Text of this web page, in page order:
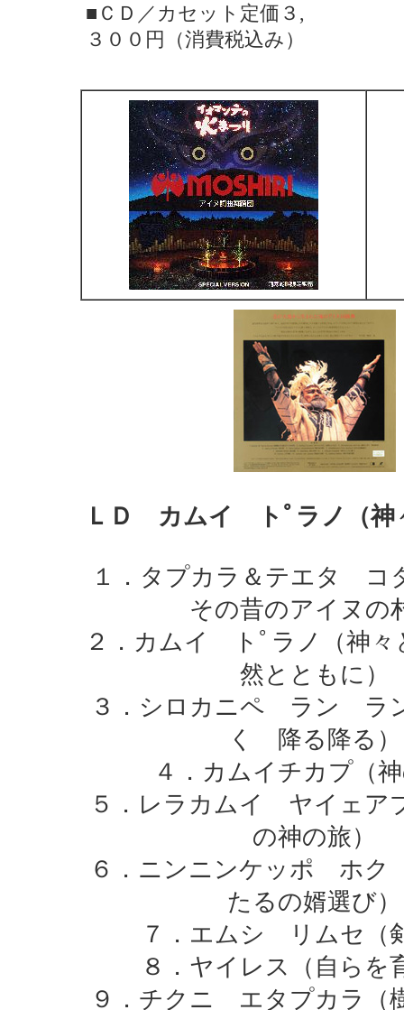
■ＣＤ／カセット定価３,
３００円（消費税込み）
ＬＤ カムイ トﾟラノ（神
１．タプカラ＆テエタ コ
その昔のアイヌの
２．カムイ トﾟラノ（神々
然とともに）
３．シロカニペ ラン ラ
く 降る降る）
４．カムイチカプ（
５．レラカムイ ヤイェア
の神の旅）
６．ニンニンケッポ ホ
たるの婿選び）
７．エムシ リムセ（
８．ヤイレス（自らを
９．チクニ エタプカラ（